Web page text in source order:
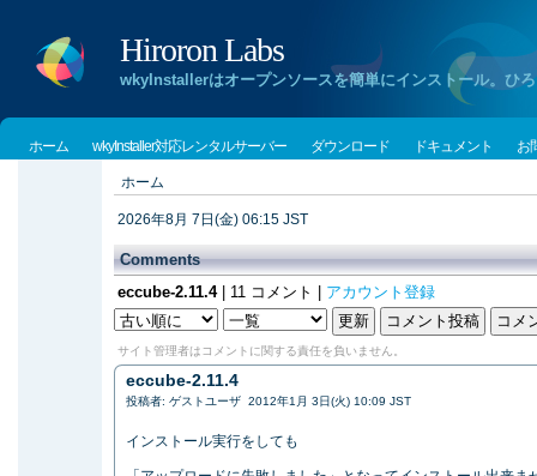
Hiroron Labs
wkyInstallerはオープンソースを簡単にインストール。ひ
ホーム wkyInstaller対応レンタルサーバー ダウンロード ドキュメント お
ホーム
2026年8月 7日(金) 06:15 JST
Comments
eccube-2.11.4
| 11 コメント | アカウント登録
サイト管理者はコメントに関する責任を負いません。
eccube-2.11.4
投稿者: ゲストユーザ 2012年1月 3日(火) 10:09 JST
インストール実行をしても